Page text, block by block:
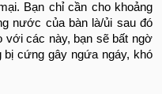
Bạn chỉ cần cho khoảng
nước của bàn là/ủi sau đó
các này, bạn sẽ bất ngờ
bị cứng gây ngứa ngáy, khó